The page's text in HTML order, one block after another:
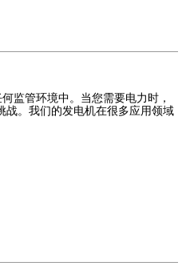
监管环境中。当您需要电力时，
。我们的发电机在很多应用领域